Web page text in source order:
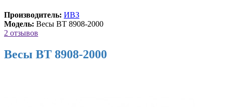
Производитель: ИВЗ
Модель: Весы ВТ 8908-2000
2 отзывов
Весы ВТ 8908-2000